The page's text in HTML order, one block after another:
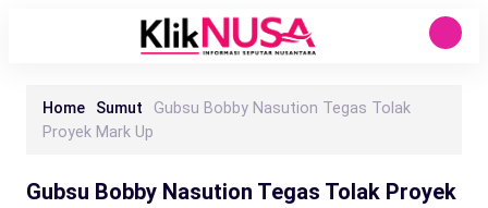
Home Sumut
Gubsu Bobby Nasution Tegas Tolak
Proyek Mark Up
Gubsu Bobby Nasution Tegas Tolak Proyek